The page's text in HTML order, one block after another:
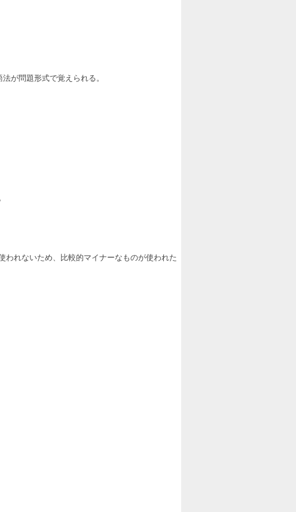
が問題形式で覚えられる。
れないため、比較的マイナーなものが使われた